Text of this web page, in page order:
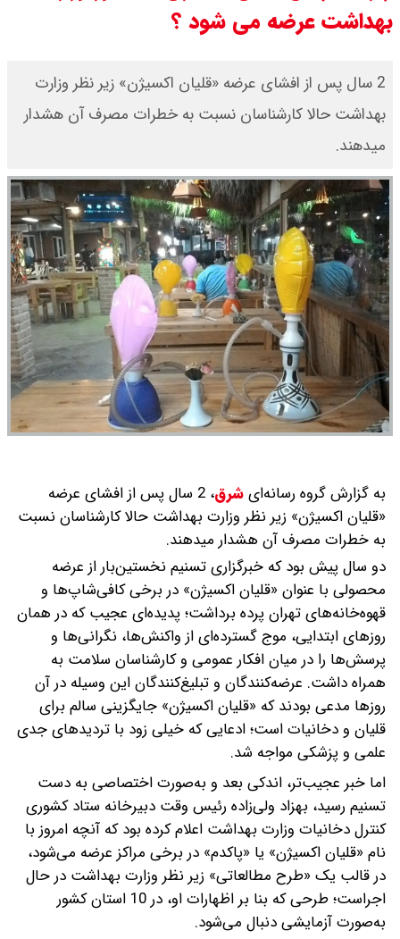
۱۴۰۵ اعلام شد
قیمت طلا ۲۴ عیار امروز شنبه ۱۷ مرداد
بهداشت عرضه می شود ؟
2 سال پس از افشای عرضه «قلیان اکسیژن» زیر نظر وزارت
بهداشت حالا کارشناسان نسبت به خطرات مصرف آن هشدار
میدهند.
به گزارش گروه رسانه‌ایشرق،
2 سال پس از افشای عرضه
«قلیان اکسیژن» زیر نظر وزارت بهداشت حالا کارشناسان نسبت
به خطرات مصرف آن هشدار میدهند.
دو سال پیش بود که خبرگزاری تسنیم نخستین‌بار از عرضه
محصولی با عنوان «قلیان اکسیژن» در برخی کافی‌شاپ‌ها و
قهوه‌خانه‌های تهران پرده برداشت؛ پدیده‌ای عجیب که در همان
روزهای ابتدایی، موج گسترده‌ای از واکنش‌ها، نگرانی‌ها و
پرسش‌ها را در میان افکار عمومی و کارشناسان سلامت به
همراه داشت. عرضه‌کنندگان و تبلیغ‌کنندگان این وسیله در آن
روزها مدعی بودند که «قلیان اکسیژن» جایگزینی سالم برای
قلیان و دخانیات است؛ ادعایی که خیلی زود با تردیدهای جدی
علمی و پزشکی مواجه شد.
اما خبر عجیب‌تر، اندکی بعد و به‌صورت اختصاصی به دست
تسنیم رسید، بهزاد ولی‌زاده رئیس وقت دبیرخانه ستاد کشوری
کنترل دخانیات وزارت بهداشت اعلام کرده بود که آنچه امروز با
نام «قلیان اکسیژن» یا «پاکدم» در برخی مراکز عرضه می‌شود،
در قالب یک «طرح مطالعاتی» زیر نظر وزارت بهداشت در حال
اجراست؛ طرحی که بنا بر اظهارات او، در 10 استان کشور
به‌صورت آزمایشی دنبال می‌شود.